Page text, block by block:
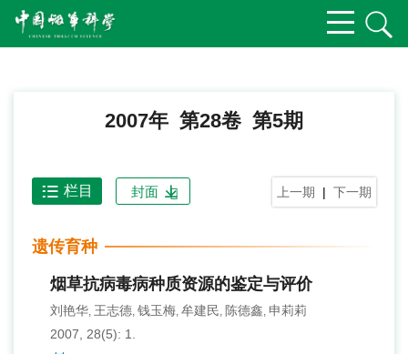
2007年 第28卷 第5期
上一期 | 下一期
栏目 封面
遗传育种
烟草抗病毒病种质资源的鉴定与评价
刘艳华, 王志德, 钱玉梅, 牟建民, 陈德鑫, 申莉莉
2007, 28(5): 1.